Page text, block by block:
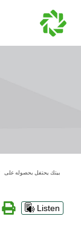
بيتك يحتفل بحصوله على
Listen